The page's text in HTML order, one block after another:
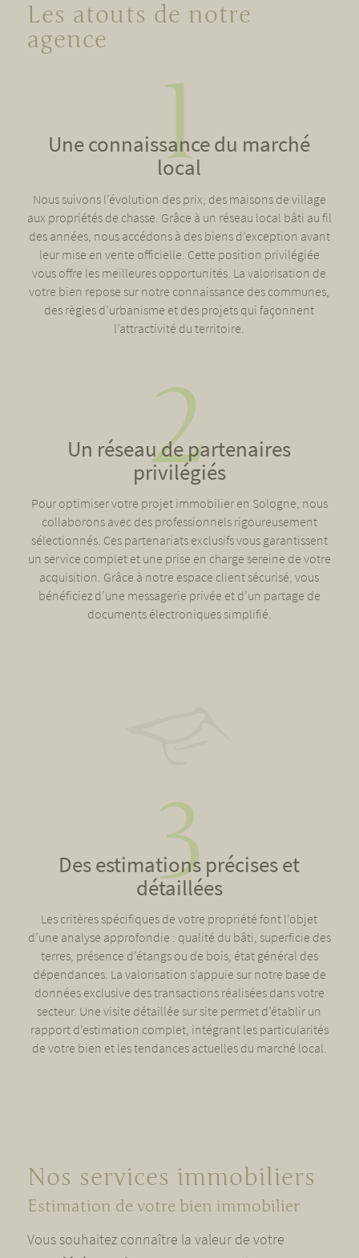
Les atouts de notre
agence
Une connaissance du marché
local
Nous suivons l’évolution des prix, des maisons de village
aux propriétés de chasse. Grâce à un réseau local bâti au fil
des années, nous accédons à des biens d’exception avant
leur mise en vente officielle. Cette position privilégiée
vous offre les meilleures opportunités. La valorisation de
votre bien repose sur notre connaissance des communes,
des règles d’urbanisme et des projets qui façonnent
l’attractivité du territoire.
Un réseau de partenaires
privilégiés
Pour optimiser votre projet immobilier en Sologne, nous
collaborons avec des professionnels rigoureusement
sélectionnés. Ces partenariats exclusifs vous garantissent
un service complet et une prise en charge sereine de votre
acquisition. Grâce à notre espace client sécurisé, vous
bénéficiez d’une messagerie privée et d’un partage de
documents électroniques simplifié.
Des estimations précises et
détaillées
Les critères spécifiques de votre propriété font l’objet
d’une analyse approfondie : qualité du bâti, superficie des
terres, présence d’étangs ou de bois, état général des
dépendances. La valorisation s’appuie sur notre base de
données exclusive des transactions réalisées dans votre
secteur. Une visite détaillée sur site permet d’établir un
rapport d’estimation complet, intégrant les particularités
de votre bien et les tendances actuelles du marché local.
Nos services immobiliers
Estimation de votre bien immobilier
Vous souhaitez connaître la valeur de votre